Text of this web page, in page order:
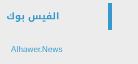
الفيس بوك
Alhawer.News